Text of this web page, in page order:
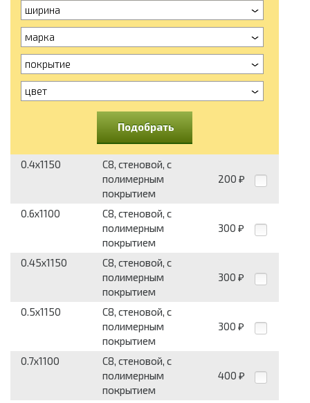
ширина
марка
покрытие
цвет
Подобрать
0.4x1150
С8, стеновой, с
полимерным
покрытием
200 ₽
0.6x1100
С8, стеновой, с
полимерным
покрытием
300 ₽
0.45x1150
С8, стеновой, с
полимерным
покрытием
300 ₽
0.5x1150
С8, стеновой, с
полимерным
покрытием
300 ₽
0.7x1100
С8, стеновой, с
полимерным
покрытием
400 ₽